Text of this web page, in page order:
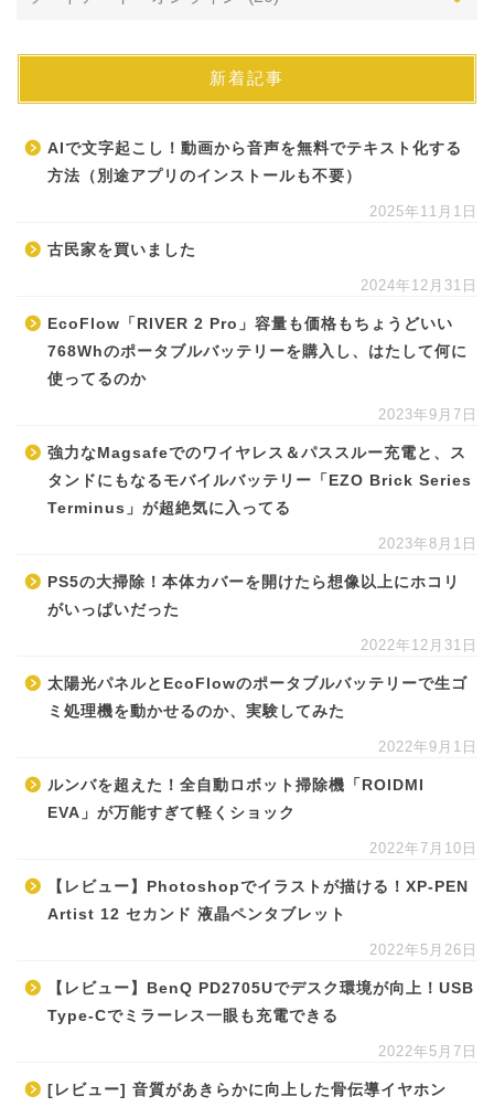
新着記事
AIで文字起こし！動画から音声を無料でテキスト化する
方法（別途アプリのインストールも不要）
2025年11月1日
古民家を買いました
2024年12月31日
EcoFlow「RIVER 2 Pro」容量も価格もちょうどいい
768Whのポータブルバッテリーを購入し、はたして何に
使ってるのか
2023年9月7日
強力なMagsafeでのワイヤレス＆パススルー充電と、ス
タンドにもなるモバイルバッテリー「EZO Brick Series
Terminus」が超絶気に入ってる
2023年8月1日
PS5の大掃除！本体カバーを開けたら想像以上にホコリ
がいっぱいだった
2022年12月31日
太陽光パネルとEcoFlowのポータブルバッテリーで生ゴ
ミ処理機を動かせるのか、実験してみた
2022年9月1日
ルンバを超えた！全自動ロボット掃除機「ROIDMI
EVA」が万能すぎて軽くショック
2022年7月10日
【レビュー】Photoshopでイラストが描ける！XP-PEN
Artist 12 セカンド 液晶ペンタブレット
2022年5月26日
【レビュー】BenQ PD2705Uでデスク環境が向上！USB
Type-Cでミラーレス一眼も充電できる
2022年5月7日
[レビュー] 音質があきらかに向上した骨伝導イヤホン